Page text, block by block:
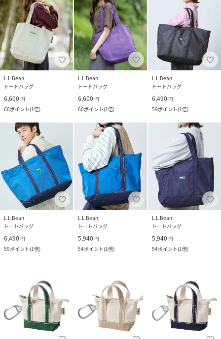
L.L.Bean
トートバッグ
6,600 円
60ポイント(1倍)
L.L.Bean
トートバッグ
6,600 円
60ポイント(1倍)
L.L.Bean
トートバッグ
6,490 円
59ポイント(1倍)
L.L.Bean
トートバッグ
6,490 円
59ポイント(1倍)
L.L.Bean
トートバッグ
5,940 円
54ポイント(1倍)
L.L.Bean
トートバッグ
5,940 円
54ポイント(1倍)